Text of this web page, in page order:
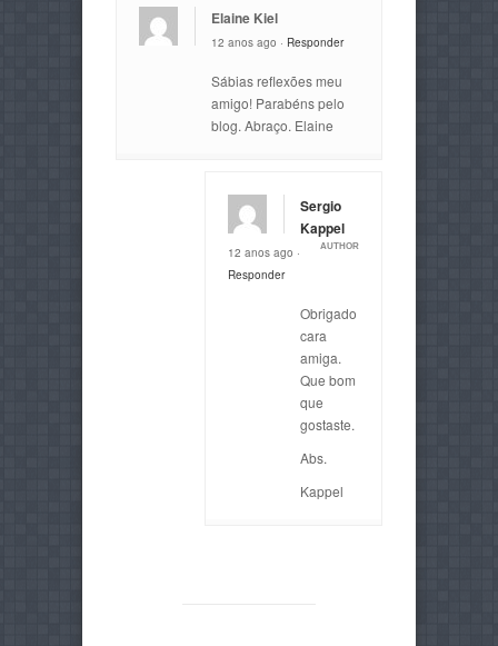
Elaine Kiel
12 anos ago · Responder
Sábias reflexões meu
amigo! Parabéns pelo
blog. Abraço. Elaine
Sergio
Kappel
AUTHOR
12 anos ago ·
Responder
Obrigado
cara
amiga.
Que bom
que
gostaste.
Abs.
Kappel